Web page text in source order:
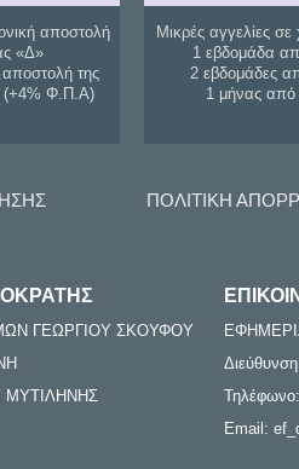
αποστολή
«Δ»
αποστολή της
(+4% Φ.Π.Α)
Μικρές αγγελίες σε
1 εβδομάδα
2 εβδομάδες
1 μήνας
ΠΟΛΙΤΙΚΗ
ΓΕΩΡΓΙΟΥ ΣΚΟΥΦΟΥ
ΜΥΤΙΛΗΝΗΣ
Email: